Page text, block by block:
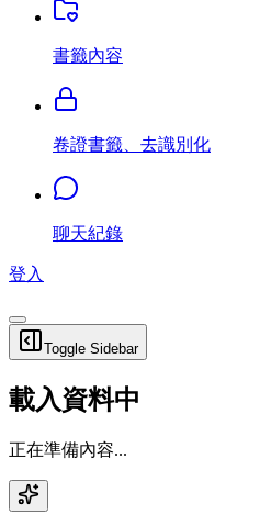
書籤內容
卷證書籤、去識別化
聊天紀錄
登入
Toggle Sidebar
載入資料中
正在準備內容...